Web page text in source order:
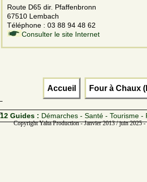
Route D65 dir. Pfaffenbronn
67510 Lembach
Téléphone : 03 88 94 48 62
Consulter le site Internet
Accueil Four à Chaux
12 Guides : Démarches - Santé - Tourisme -
Copyright Yalta Production - Janvier 2013 / juin 2025 -